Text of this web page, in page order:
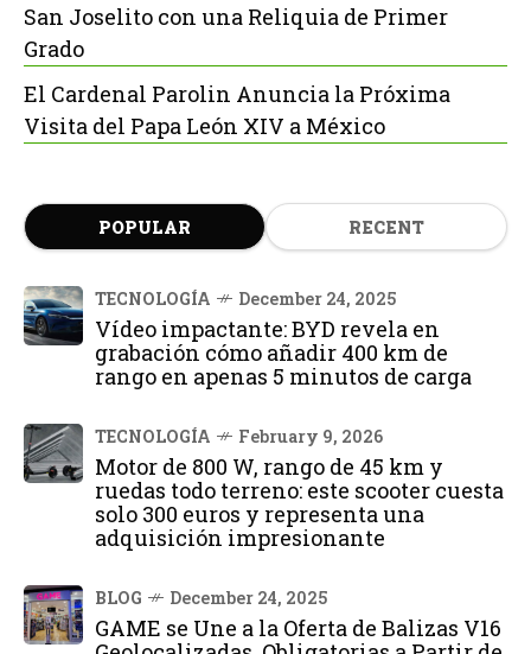
San Joselito con una Reliquia de Primer
Grado
El Cardenal Parolin Anuncia la Próxima
Visita del Papa León XIV a México
POPULAR RECENT
TECNOLOGÍA December 24, 2025
Vídeo impactante: BYD revela en
grabación cómo añadir 400 km de
rango en apenas 5 minutos de carga
TECNOLOGÍA February 9, 2026
Motor de 800 W, rango de 45 km y
ruedas todo terreno: este scooter cuesta
solo 300 euros y representa una
adquisición impresionante
BLOG December 24, 2025
GAME se Une a la Oferta de Balizas V16